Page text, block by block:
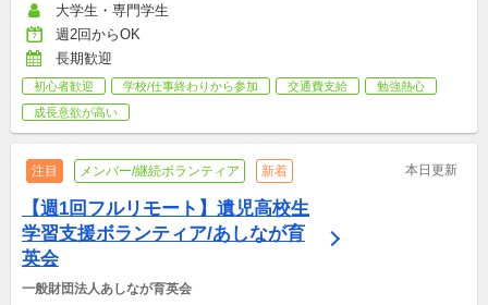
大学生・専門学生
週2回からOK
長期歓迎
初心者歓迎 学校/仕事終わりから参加 交通費支給
勉強熱心
成長意欲が高い
注目 メンバー/継続ボランティア 新着 本日更新
【週1回フルリモート】遺児高校生
学習支援ボランティア/あしなが育
英会
一般財団法人あしなが育英会